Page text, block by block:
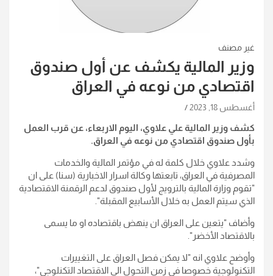
غير مصنف
وزير المالية يكشف عن أول صندوق
اقتصادي من نوعه في العراق
أغسطس 18, 2023
كشف وزير المالية علي علاوي، اليوم الاربعاء، عن قرب العمل
بأول صندوق اقتصادي من نوعه في العراق.
وشدد علاوي خلال كلمة له في مؤتمر المالية والخدمات
المصرفية في العراق، تابعتها وكالة اسرار الاخبارية (سنا) على ان
"تقوم وزارة المالية بالترويج لأول صندوق لدعم الرقمنة الاقتصادية
الذي سيتم العمل به خلال الأسابيع المقبلة".
وأضاف "يتعين على العراق ان ينهض باقتصاده او ما يسمى
بالاقتصاد الأخضر".
وأوضح علاوي انه "لا يمكن فصل العراق على التغييرات
التكنولوجية خصوصا في زمن التحول الى الاقتصاد التكنلوجي"،